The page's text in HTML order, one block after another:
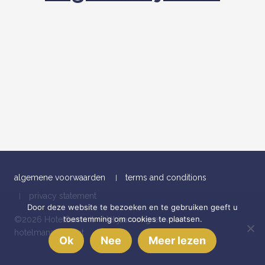
©2026 HotelSummit - Hét jaarcongres voor
hotelmanagement
algemene voorwaarden
terms and conditions
privacy statement
Door deze website te bezoeken en te gebruiken geeft u
toestemming om cookies te plaatsen.
Ok Nee Meer lezen